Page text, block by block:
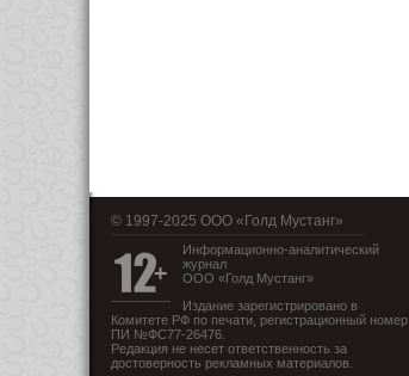
© 1997-2025 OOO «Голд Мустанг»
Информационно-аналитический
журнал
ООО «Голд Мустанг»
Издание зарегистрировано в
Комитете РФ по печати, регистрационный номер
ПИ №ФС77-26476.
Редакция не несет ответственность за
достоверность рекламных материалов.